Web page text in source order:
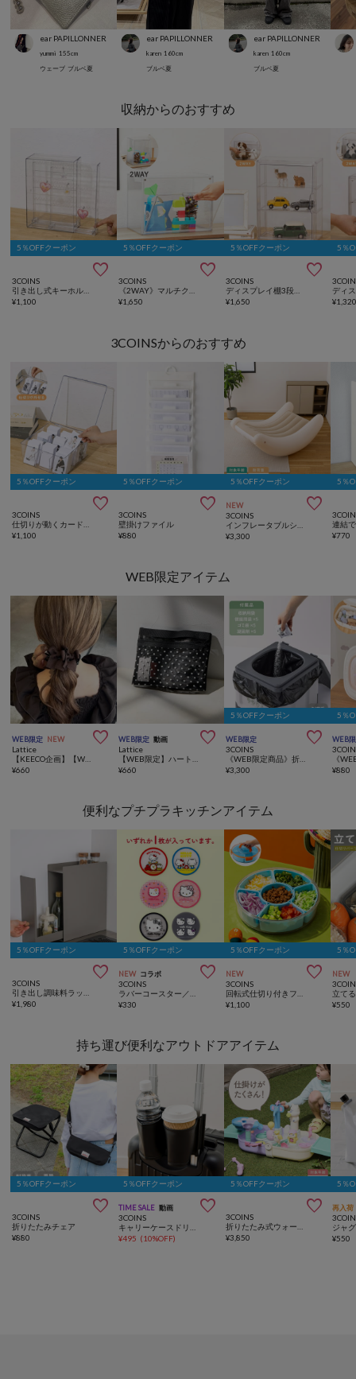
ear PAPILLONNER
yummi 155cm
ウェーブ ブルベ夏
ear PAPILLONNER
karen 160cm
ブルベ夏
ear PAPILLONNER
karen 160cm
ブルベ夏
収納からのおすすめ
5％OFFクーポン

3COINS
¥1,100
5％OFFクーポン

3COINS
¥1,650
5％OFFクーポン

3COINS
ディスプレイ棚3段／コレクション収納
¥1,650
5％
¥
3COINSからのおすすめ
5％OFFクーポン

3COINS
¥1,100
5％OFFクーポン

3COINS
壁掛けファイル
¥880
5％OFFクーポン
NEW 
3COINS
¥3,300
5％
¥770
WEB限定アイテム
WEB限定 NEW 
Lattice
¥660
WEB限定 動画 
Lattice
¥660
5％OFFクーポン
WEB限定 
3COINS
《WEB限定商品》折りたたみ非常用トイレ／SOBANI
¥3,300
5％
WEB
¥880
便利なプチプラキッチンアイテム
5％OFFクーポン

3COINS
¥1,980
5％OFFクーポン
NEW コラボ 
3COINS
¥330
5％OFFクーポン
NEW 
3COINS
¥1,100
5％
NEW
¥550
持ち運び便利なアウトドアアイテム
5％OFFクーポン

3COINS
折りたたみチェア
¥880
5％OFFクーポン
TIME SALE 動画 
3COINS
¥495 (10%OFF)
5％OFFクーポン

3COINS
¥3,850
5％
再入荷
¥550